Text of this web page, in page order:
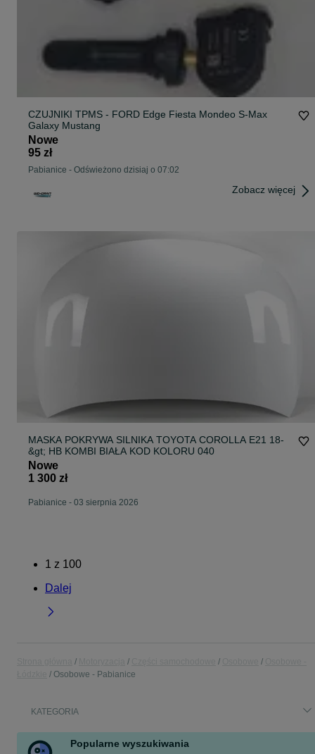
CZUJNIKI TPMS - FORD Edge Fiesta Mondeo S-Max
Galaxy Mustang
Nowe
95 zł
Pabianice - Odświeżono dzisiaj o 07:02
Zobacz więcej
MASKA POKRYWA SILNIKA TOYOTA COROLLA E21 18-
&gt; HB KOMBI BIAŁA KOD KOLORU 040
Nowe
1 300 zł
Pabianice - 03 sierpnia 2026
1 z 100
Dalej
Osobowe - Pabianice
KATEGORIA
Popularne wyszukiwania